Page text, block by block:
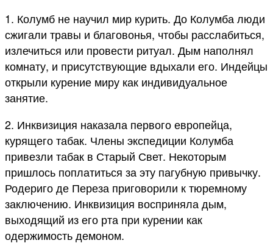
1. Колумб не научил мир курить. До Колумба люди
сжигали травы и благовонья, чтобы расслабиться,
излечиться или провести ритуал. Дым наполнял
комнату, и присутствующие вдыхали его. Индейцы
открыли курение миру как индивидуальное
занятие.
2. Инквизиция наказала первого европейца,
курящего табак. Члены экспедиции Колумба
привезли табак в Старый Свет. Некоторым
пришлось поплатиться за эту пагубную привычку.
Родериго де Переза приговорили к тюремному
заключению. Инквизиция восприняла дым,
выходящий из его рта при курении как
одержимость демоном.